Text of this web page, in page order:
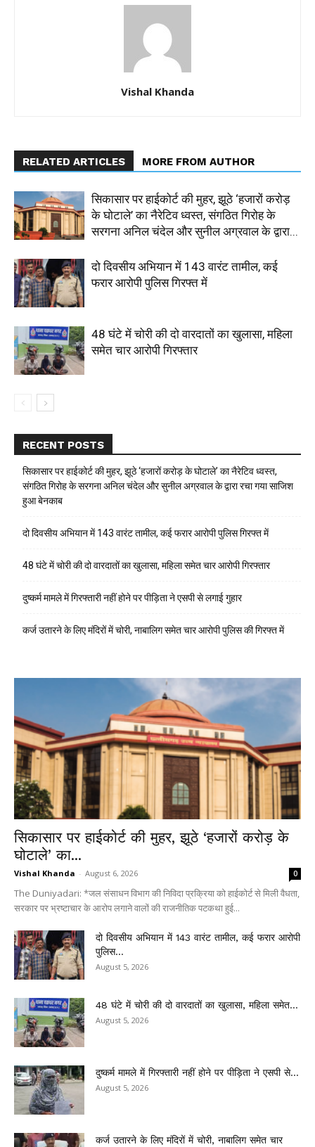
Vishal Khanda
RELATED ARTICLES MORE FROM AUTHOR
सिकासार पर हाईकोर्ट की मुहर, झूठे ‘हजारों करोड़
के घोटाले’ का नैरेटिव ध्वस्त, संगठित गिरोह के
सरगना अनिल चंदेल और सुनील अग्रवाल के द्वारा...
दो दिवसीय अभियान में 143 वारंट तामील, कई
फरार आरोपी पुलिस गिरफ्त में
48 घंटे में चोरी की दो वारदातों का खुलासा, महिला
समेत चार आरोपी गिरफ्तार
RECENT POSTS
सिकासार पर हाईकोर्ट की मुहर, झूठे ‘हजारों करोड़ के घोटाले’ का नैरेटिव ध्वस्त,
संगठित गिरोह के सरगना अनिल चंदेल और सुनील अग्रवाल के द्वारा रचा गया साजिश
हुआ बेनकाब
दो दिवसीय अभियान में 143 वारंट तामील, कई फरार आरोपी पुलिस गिरफ्त में
48 घंटे में चोरी की दो वारदातों का खुलासा, महिला समेत चार आरोपी गिरफ्तार
दुष्कर्म मामले में गिरफ्तारी नहीं होने पर पीड़िता ने एसपी से लगाई गुहार
कर्ज उतारने के लिए मंदिरों में चोरी, नाबालिग समेत चार आरोपी पुलिस की गिरफ्त में
सिकासार पर हाईकोर्ट की मुहर, झूठे ‘हजारों करोड़ के
घोटाले’ का...
Vishal Khanda - August 6, 2026 0
The Duniyadari: *जल संसाधन विभाग की निविदा प्रक्रिया को हाईकोर्ट से मिली वैधता,
सरकार पर भ्रष्टाचार के आरोप लगाने वालों की राजनीतिक पटकथा हुई...
दो दिवसीय अभियान में 143 वारंट तामील, कई फरार आरोपी
पुलिस...
August 5, 2026
48 घंटे में चोरी की दो वारदातों का खुलासा, महिला समेत...
August 5, 2026
दुष्कर्म मामले में गिरफ्तारी नहीं होने पर पीड़िता ने एसपी से...
August 5, 2026
कर्ज उतारने के लिए मंदिरों में चोरी, नाबालिग समेत चार